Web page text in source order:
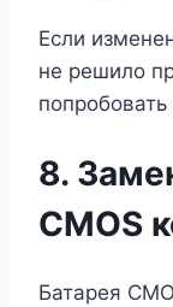
Если
не решило
8.
CMOS
Батарея